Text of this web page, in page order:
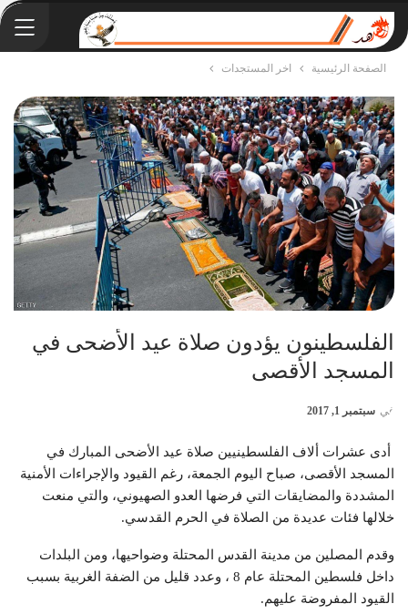
الصفحة الرئيسية اخر المستجدات
الفلسطينون يؤدون صلاة عيد الأضحى في
المسجد الأقصى
في سبتمبر 1, 2017
أدى عشرات ألاف الفلسطينيين صلاة عيد الأضحى المبارك في
المسجد الأقصى، صباح اليوم الجمعة، رغم القيود والإجراءات الأمنية
المشددة والمضايقات التي فرضها العدو الصهيوني، والتي منعت
خلالها فئات عديدة من الصلاة في الحرم القدسي.
وقدم المصلين من مدينة القدس المحتلة وضواحيها، ومن البلدات
داخل فلسطين المحتلة عام 8 ، وعدد قليل من الضفة الغربية بسبب
القيود المفروضة عليهم.